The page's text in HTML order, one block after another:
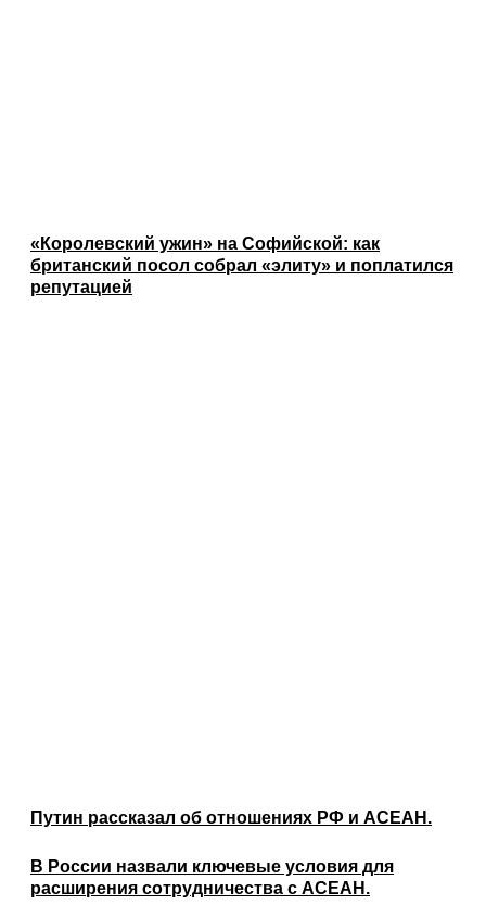
«Королевский ужин» на Софийской: как
британский посол собрал «элиту» и поплатился
репутацией
Путин рассказал об отношениях РФ и АСЕАН.
В России назвали ключевые условия для
расширения сотрудничества с АСЕАН.